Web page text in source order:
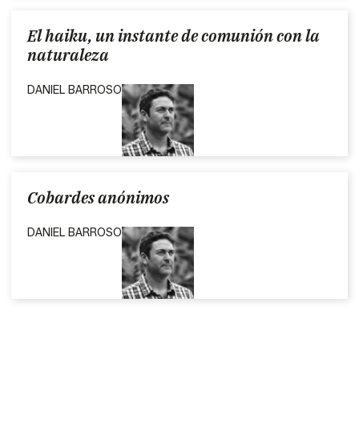
El haiku, un instante de comunión con la
naturaleza
DANIEL BARROSO
Cobardes anónimos
DANIEL BARROSO